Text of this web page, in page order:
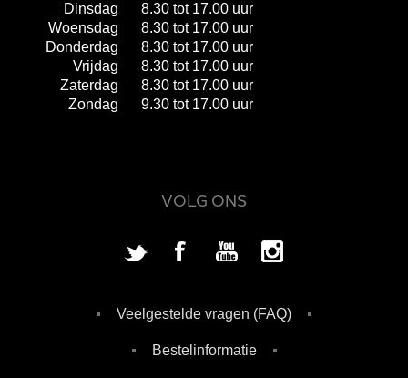
Dinsdag
8.30 tot 17.00 uur
Woensdag
8.30 tot 17.00 uur
Donderdag
8.30 tot 17.00 uur
Vrijdag
8.30 tot 17.00 uur
Zaterdag
8.30 tot 17.00 uur
Zondag
9.30 tot 17.00 uur
VOLG ONS
Veelgestelde vragen (FAQ)
Bestelinformatie